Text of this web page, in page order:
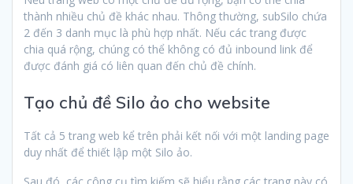
thành nhiều chủ đề khác nhau. Thông thường, subSilo chứa
2 đến 3 danh mục là phù hợp nhất. Nếu các trang được
chia quá rộng, chúng có thể không có đủ inbound link để
được đánh giá có liên quan đến chủ đề chính.
Tạo chủ đề Silo ảo cho website
Tất cả 5 trang web kể trên phải kết nối với một landing page
duy nhất để thiết lập một Silo ảo.